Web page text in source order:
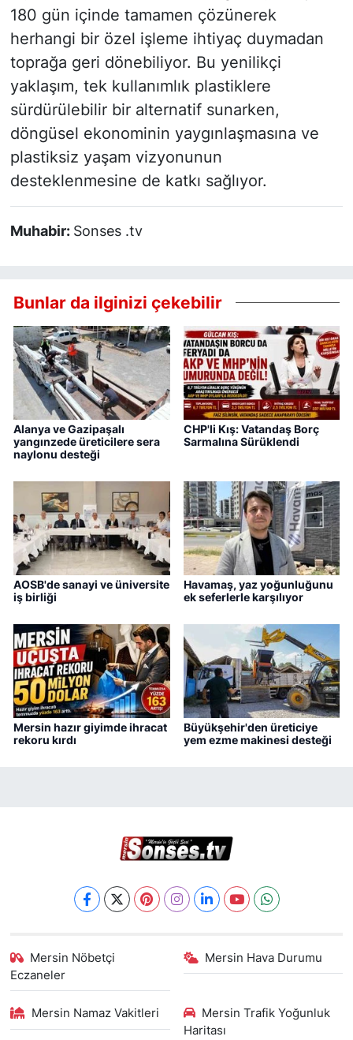
180 gün içinde tamamen çözünerek
herhangi bir özel işleme ihtiyaç duymadan
toprağa geri dönebiliyor. Bu yenilikçi
yaklaşım, tek kullanımlık plastiklere
sürdürülebilir bir alternatif sunarken,
döngüsel ekonominin yaygınlaşmasına ve
plastiksiz yaşam vizyonunun
desteklenmesine de katkı sağlıyor.
Muhabir: Sonses .tv
Bunlar da ilginizi çekebilir
Alanya ve Gazipaşalı
yangınzede üreticilere sera
naylonu desteği
CHP'li Kış: Vatandaş Borç
Sarmalına Sürüklendi
AOSB'de sanayi ve üniversite
iş birliği
Havamaş, yaz yoğunluğunu
ek seferlerle karşılıyor
Mersin hazır giyimde ihracat
rekoru kırdı
Büyükşehir'den üreticiye
yem ezme makinesi desteği
Mersin Nöbetçi
Eczaneler
Mersin Hava Durumu
Mersin Namaz Vakitleri
Mersin Trafik Yoğunluk
Haritası